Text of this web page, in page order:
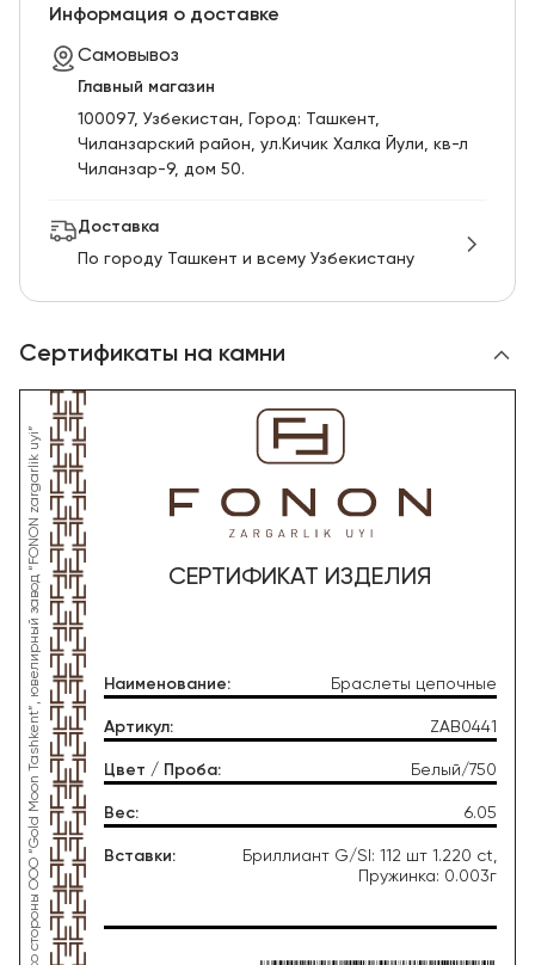
Информация о доставке
Самовывоз
Главный магазин
100097, Узбекистан, Город: Ташкент,
Чиланзарский pайон, ул.Кичик Халка Йули, кв-л
Чиланзар-9, дом 50.
Доставка
По городу Ташкент и всему Узбекистану
Сертификаты на камни
*Данное изделие произведено со стороны OOO “Gold Moon Tashkent”, ювелирный завод “FONON zargarlik uyi” СЕРТИФИКАТ ИЗДЕЛИЯ
Наименование: Браслеты цепочные
Артикул: ZAB0441
Цвет / Проба: Белый/750
Вес: 6.05
Вставки:
Бриллиант G/SI: 112 шт 1.220 ct,
Пружинка: 0.003г